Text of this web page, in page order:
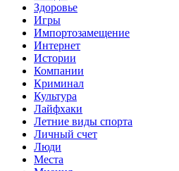
Здоровье
Игры
Импортозамещение
Интернет
Истории
Компании
Криминал
Культура
Лайфхаки
Летние виды спорта
Личный счет
Люди
Места